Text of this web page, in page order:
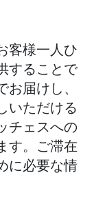
客様一人ひ
することで
届けし、
いただける
チェスへの
す。ご滞在
に必要な情